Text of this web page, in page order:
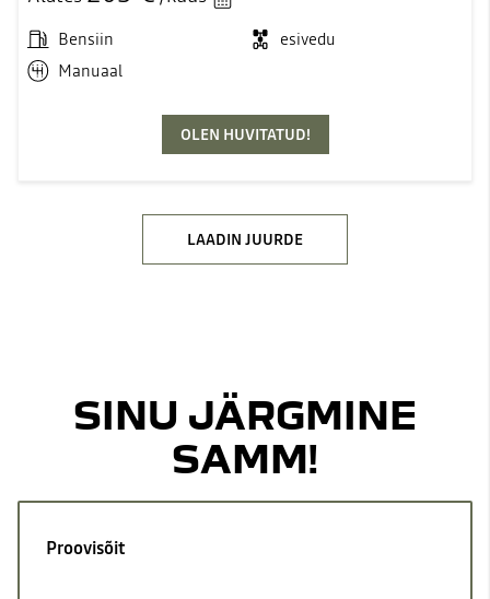
Bensiin
esivedu
Manuaal
OLEN HUVITATUD!
LAADIN JUURDE
SINU JÄRGMINE
SAMM!
Proovisõit